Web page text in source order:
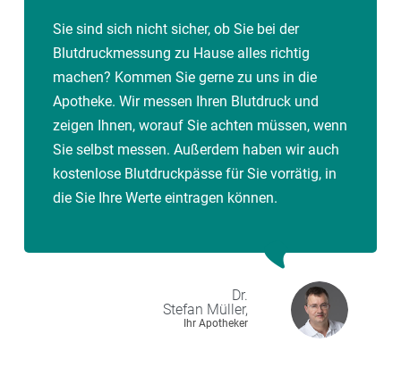
Sie sind sich nicht sicher, ob Sie bei der
Blutdruckmessung zu Hause alles richtig
machen? Kommen Sie gerne zu uns in die
Apotheke. Wir messen Ihren Blutdruck und
zeigen Ihnen, worauf Sie achten müssen, wenn
Sie selbst messen. Außerdem haben wir auch
kostenlose Blutdruckpässe für Sie vorrätig, in
die Sie Ihre Werte eintragen können.
Dr.
Stefan Müller,
Ihr Apotheker